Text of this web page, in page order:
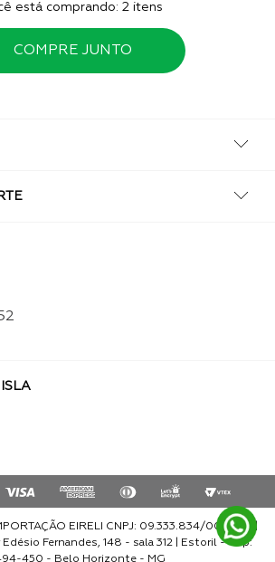
está comprando: 2 itens
COMPRE JUNTO
EIRELI CNPJ: 09.333.834/0001-93 |
Fernandes, 148 - sala 312 | Estoril - Cep:
450 - Belo Horizonte - MG